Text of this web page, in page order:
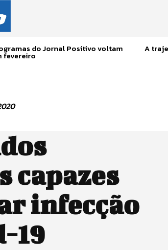
do Jornal Positivo voltam
fevereiro
A
capazes
infecção
19